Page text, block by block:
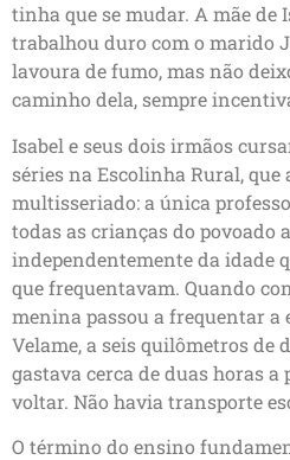
tinha que se mudar. A mãe de
trabalhou duro com o marido
lavoura de fumo, mas não
caminho dela, sempre
Isabel e seus dois irmãos
séries na Escolinha Rural, que
multisseriado: a única
todas as crianças do povoado
independentemente da idade
que frequentavam. Quando
menina passou a frequentar a
Velame, a seis quilômetros de
gastava cerca de duas horas a
voltar. Não havia transporte
O término do ensino